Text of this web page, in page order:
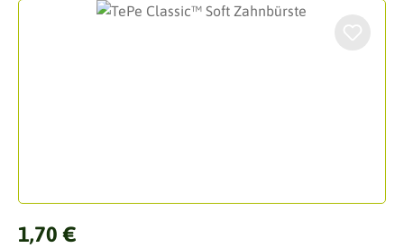
Bildergalerie überspringen
Regulärer Preis:
1,70 €